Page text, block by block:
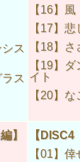
ス
ス
【16】風
【17】
【18】
【19】
イト
【20】
】
【
【01】